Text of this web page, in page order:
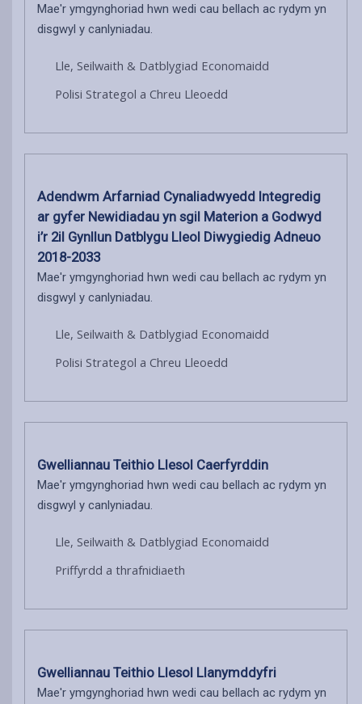
Mae'r ymgynghoriad hwn wedi cau bellach ac rydym yn
disgwyl y canlyniadau.
Lle, Seilwaith & Datblygiad Economaidd
Polisi Strategol a Chreu Lleoedd
Adendwm Arfarniad Cynaliadwyedd Integredig
ar gyfer Newidiadau yn sgil Materion a Godwyd
i’r 2il Gynllun Datblygu Lleol Diwygiedig Adneuo
2018-2033
Mae'r ymgynghoriad hwn wedi cau bellach ac rydym yn
disgwyl y canlyniadau.
Lle, Seilwaith & Datblygiad Economaidd
Polisi Strategol a Chreu Lleoedd
Gwelliannau Teithio Llesol Caerfyrddin
Mae'r ymgynghoriad hwn wedi cau bellach ac rydym yn
disgwyl y canlyniadau.
Lle, Seilwaith & Datblygiad Economaidd
Priffyrdd a thrafnidiaeth
Gwelliannau Teithio Llesol Llanymddyfri
Mae'r ymgynghoriad hwn wedi cau bellach ac rydym yn